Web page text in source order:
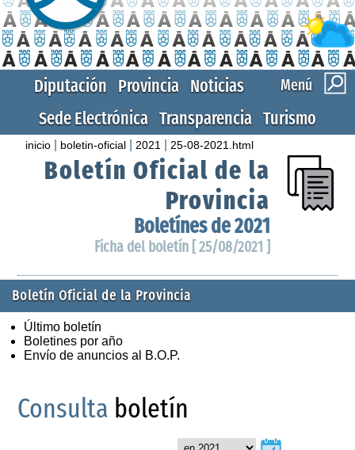
Menú
Diputación Provincia Noticias
Sede Electrónica Transparencia Turismo
inicio boletin-oficial 2021 25-08-2021.html
Boletín Oficial de la
Provincia
Boletínes de 2021
Ficha del boletín [ 25/08/2021 ]
Boletín Oficial de la Provincia
Último boletín
Boletines por año
Envío de anuncios al B.O.P.
Consulta boletín